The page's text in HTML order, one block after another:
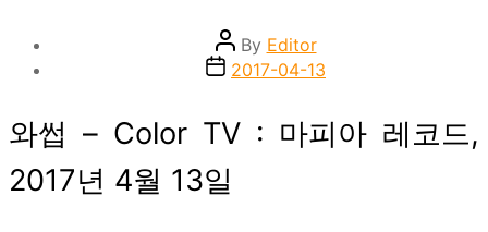
Post
author
By Editor
Post2017-04-13
와썹 – Color TV : 마피아 레코드,
2017년 4월 13일